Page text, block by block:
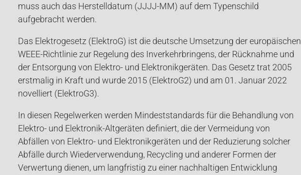
muss auch das Herstelldatum (JJJJ-MM) auf dem Typenschild
aufgebracht werden.
Das Elektrogesetz (ElektroG) ist die deutsche Umsetzung der europäischen
WEEE-Richtlinie zur Regelung des Inverkehrbringens, der Rücknahme und
der Entsorgung von Elektro- und Elektronikgeräten. Das Gesetz trat 2005
erstmalig in Kraft und wurde 2015 (ElektroG2) und am 01. Januar 2022
novelliert (ElektroG3).
In diesen Regelwerken werden Mindeststandards für die Behandlung von
Elektro- und Elektronik-Altgeräten definiert, die der Vermeidung von
Abfällen von Elektro- und Elektronikgeräten und der Reduzierung solcher
Abfälle durch Wiederverwendung, Recycling und anderer Formen der
Verwertung dienen, um langfristig zu einer nachhaltigen Entwicklung